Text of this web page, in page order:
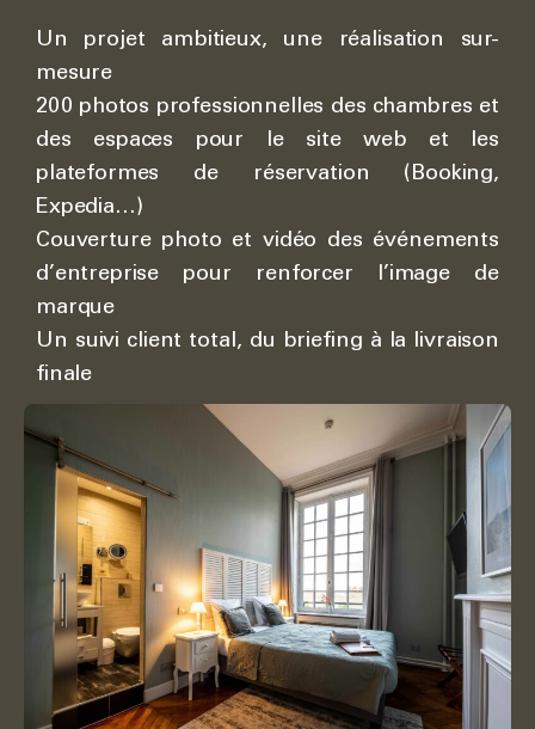
Un projet ambitieux, une réalisation sur-
mesure
200 photos professionnelles des chambres et
des espaces pour le site web et les
plateformes de réservation (Booking,
Expedia…)
Couverture photo et vidéo des événements
d’entreprise pour renforcer l’image de
marque
Un suivi client total, du briefing à la livraison
finale